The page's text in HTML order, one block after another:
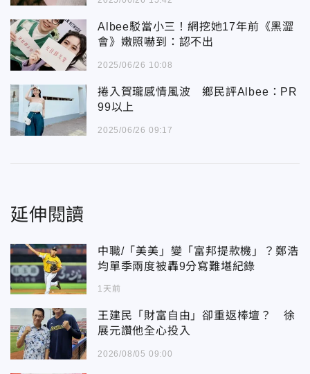
Albee駁當小三！網挖她17年前《黑澀
會》嫩照嚇到：認不出
2025/06/26 10:08
捲入賀瓏感情風波 鄉民評Albee：PR
99以上
2025/06/26 09:17
延伸閱讀
中職/「美美」變「富邦提款機」？鄭浩
均單季兩度被轟9分寫難堪紀錄
1天前
王建民「財富自由」卻重返棒壇？ 徐
展元讚他全心投入
2026/08/05 09:00